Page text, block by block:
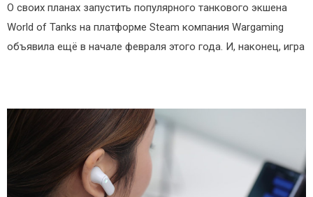
О своих планах запустить популярного танкового экшена
World of Tanks на платформе Steam компания Wargaming
объявила ещё в начале февраля этого года. И, наконец, игра